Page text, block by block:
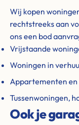
Wij kopen
rechtstreeks aan
ons een bod
Vrijstaande
Woningen in
Appartementen en
Tussenwoningen,
Ook je